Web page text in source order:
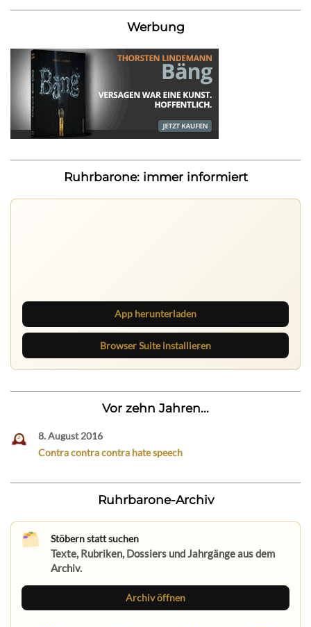
Werbung
Ruhrbarone: immer informiert
App herunterladen
Browser Suite installieren
Vor zehn Jahren...
8. August 2016
Contra contra contra hate speech
Ruhrbarone-Archiv
Stöbern statt suchen
Texte, Rubriken, Dossiers und Jahrgänge aus dem
Archiv.
Archiv öffnen